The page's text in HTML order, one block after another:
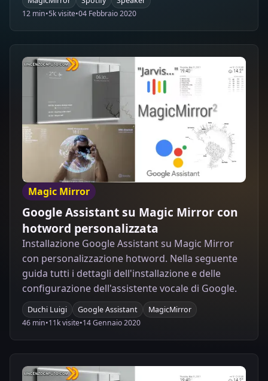
12 min•5k visite•04 Febbraio 2020
Magic Mirror
Google Assistant su Magic Mirror con
hotword personalizzata
Installazione Google Assistant su Magic Mirror
con personalizzazione hotword. Nella seguente
guida tutti i dettagli dell'installazione e delle
configurazione dell'assistente vocale di Google.
Duchi Luigi Google Assistant
MagicMirror
46 min•11k visite•14 Gennaio 2020